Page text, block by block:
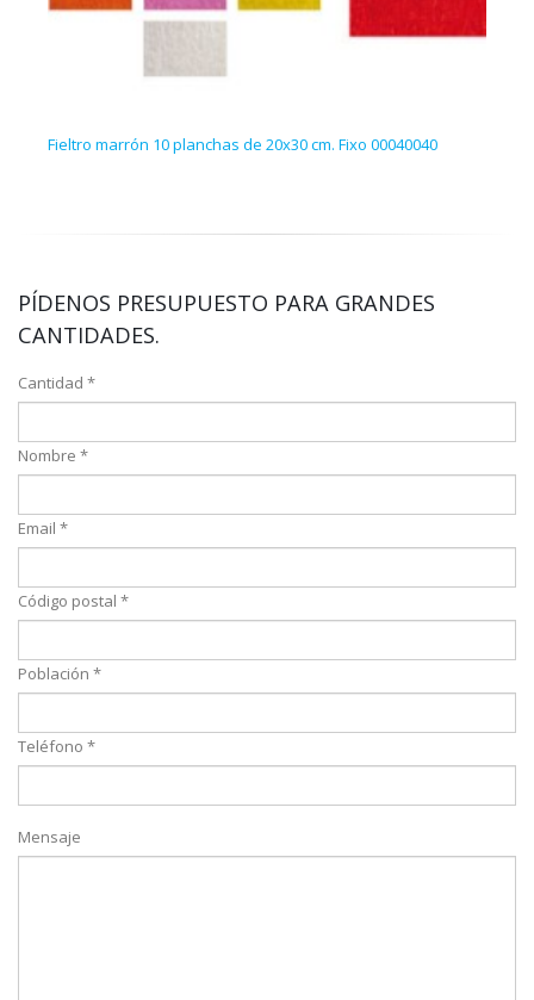
Fieltro marrón 10 planchas de 20x30 cm. Fixo 00040040
PÍDENOS PRESUPUESTO PARA GRANDES
CANTIDADES.
Cantidad *
Nombre *
Email *
Código postal *
Población *
Teléfono *
Mensaje